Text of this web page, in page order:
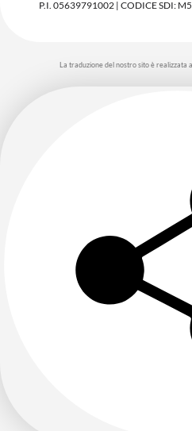
P.I. 05639791002 | CODICE SDI:
La traduzione del nostro sito è realizzata